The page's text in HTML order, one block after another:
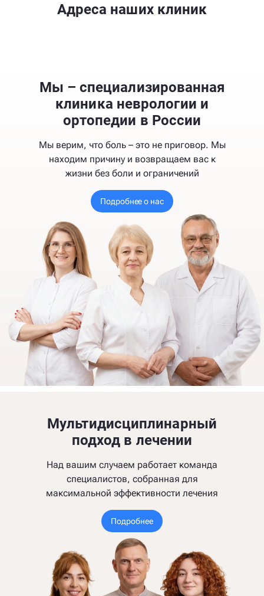
Адреса наших клиник
Мы – специализированная
клиника неврологии и
ортопедии в России
Мы верим, что боль – это не приговор. Мы
находим причину и возвращаем вас к
жизни без боли и ограничений
Подробнее о нас
Мультидисциплинарный
подход в лечении
Над вашим случаем работает команда
специалистов, собранная для
максимальной эффективности лечения
Подробнее